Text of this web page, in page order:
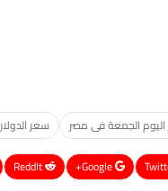
اليوم الجمعة فى مصر سعر
Google+
ReddIt